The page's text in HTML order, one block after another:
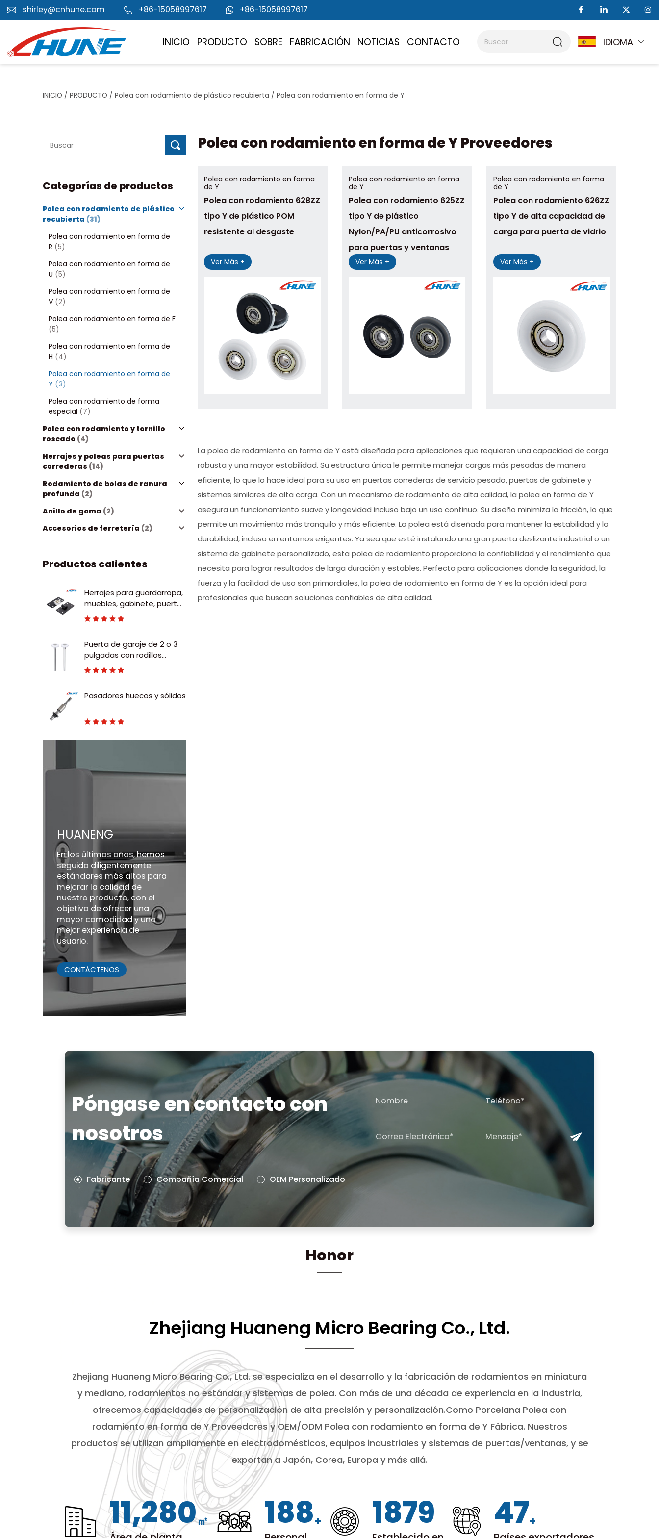
shirley@cnhune.com +86-15058997617 +86-15058997617
INICIO PRODUCTO SOBRE FABRICACIÓN NOTICIAS CONTACTO IDIOMA
INICIO / PRODUCTO / Polea con rodamiento de plástico recubierta / Polea con rodamiento en forma de Y
Categorías de productos
Polea con rodamiento de plástico
recubierta (31)
Polea con rodamiento en forma de
R (5)
Polea con rodamiento en forma de
U (5)
Polea con rodamiento en forma de
V (2)
Polea con rodamiento en forma de F
(5)
Polea con rodamiento en forma de
H (4)
Polea con rodamiento en forma de
Y (3)
Polea con rodamiento de forma
especial (7)
Polea con rodamiento y tornillo
roscado (4)
Herrajes y poleas para puertas
correderas (14)
Rodamiento de bolas de ranura
profunda (2)
Anillo de goma (2)
Accesorios de ferretería (2)
Productos calientes
Herrajes para guardarropa,
muebles, gabinete, puerta
corrediza ajustable, rodillo
deslizante de nailon
Puerta de garaje de 2 o 3
pulgadas con rodillos
deslizantes de nailon y
vástago de acero al
Pasadores huecos y sólidos
HUANENG
En los últimos años, hemos
seguido diligentemente
estándares más altos para
mejorar la calidad de
nuestro producto, con el
objetivo de ofrecer una
mayor comodidad y una
mejor experiencia de
usuario.
CONTÁCTENOS
Polea con rodamiento en forma de Y Proveedores
Polea con rodamiento en forma
de Y
Polea con rodamiento 628ZZ
tipo Y de plástico POM
resistente al desgaste
Ver Más +
Polea con rodamiento en forma
de Y
Polea con rodamiento 625ZZ
tipo Y de plástico
Nylon/PA/PU anticorrosivo
para puertas y ventanas
Ver Más +
Polea con rodamiento en forma
de Y
Polea con rodamiento 626ZZ
tipo Y de alta capacidad de
carga para puerta de vidrio
Ver Más +
La polea de rodamiento en forma de Y está diseñada para aplicaciones que requieren una capacidad de carga
robusta y una mayor estabilidad. Su estructura única le permite manejar cargas más pesadas de manera
eficiente, lo que lo hace ideal para su uso en puertas correderas de servicio pesado, puertas de gabinete y
sistemas similares de alta carga. Con un mecanismo de rodamiento de alta calidad, la polea en forma de Y
asegura un funcionamiento suave y longevidad incluso bajo un uso continuo. Su diseño minimiza la fricción, lo que
permite un movimiento más tranquilo y más eficiente. La polea está diseñada para mantener la estabilidad y la
durabilidad, incluso en entornos exigentes. Ya sea que esté instalando una gran puerta deslizante industrial o un
sistema de gabinete personalizado, esta polea de rodamiento proporciona la confiabilidad y el rendimiento que
necesita para lograr resultados de larga duración y estables. Perfecto para aplicaciones donde la seguridad, la
fuerza y ​​la facilidad de uso son primordiales, la polea de rodamiento en forma de Y es la opción ideal para
profesionales que buscan soluciones confiables de alta calidad.
Póngase en contacto con
nosotros
Fabricante Compañía Comercial OEM Personalizado
Honor
12,000㎡ 200 1999 50+
Zhejiang Huaneng Micro Bearing Co., Ltd.
Zhejiang Huaneng Micro Bearing Co., Ltd. se especializa en el desarrollo y la fabricación de rodamientos en miniatura
y mediano, rodamientos no estándar y sistemas de polea. Con más de una década de experiencia en la industria,
ofrecemos capacidades de personalización de alta precisión y personalización.Como Porcelana Polea con
rodamiento en forma de Y Proveedores yOEM/ODM Polea con rodamiento en forma de Y Fábrica. Nuestros
productos se utilizan ampliamente en electrodomésticos, equipos industriales y sistemas de puertas/ventanas, y se
exportan a Japón, Corea, Europa y más allá.